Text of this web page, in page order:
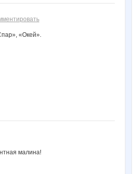
«Окей».
малина!